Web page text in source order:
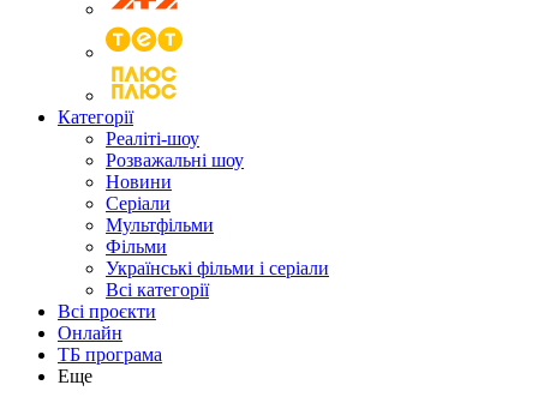
Категорії
Реаліті-шоу
Розважальні шоу
Новини
Серіали
Мультфільми
Фільми
Українські фільми і серіали
Всі категорії
Всі проєкти
Онлайн
ТБ програма
Еще